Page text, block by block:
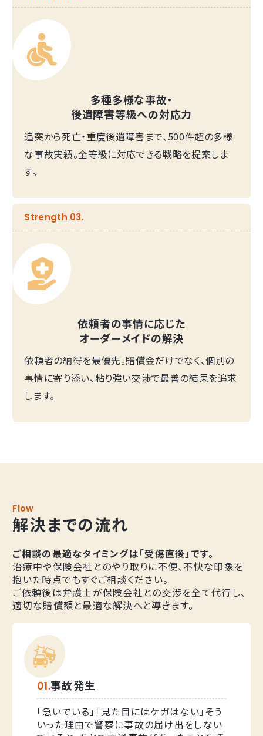
多種多様な事故・
後遺障害等級への対応力
追突から死亡・重度後遺障害まで、500件超の多様
な事故実績。全等級に対応できる戦略を提案しま
す。
Strength 03.
依頼者の事情に応じた
オーダーメイドの解決
依頼者の納得を最優先。賠償金だけでなく、個別の
事情に寄り添い、粘り強い交渉で最善の結果を追求
します。
Flow
解決までの流れ
ご相談の最適なタイミングは「受傷直後」です。
治療中や保険会社とのやり取りに不便、不快な印象を
抱いた時点でもすぐご相談ください。
ご依頼後は弁護士が保険会社との交渉を全て代行し、
適切な賠償額と最適な解決へと導きます。
事故発生
「急いでいる」「見た目にはケガはない」そう
いった理由で警察に事故の届け出をしない